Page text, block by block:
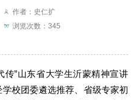
作者：史仁扩
浏览次数：345
传”山东省大学生沂蒙精神宣讲
校团委遴选推荐、省级专家初